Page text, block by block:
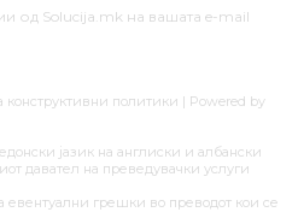
од Solucija.mk на вашата e-mail
политики | Powered by
јазик на англиски и албански
давател на преведувачки услуги
евентуални грешки во преводот кои се